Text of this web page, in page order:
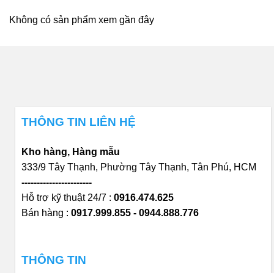
Không có sản phẩm xem gần đây
THÔNG TIN LIÊN HỆ
Kho hàng, Hàng mẫu
333/9 Tây Thạnh, Phường Tây Thạnh, Tân Phú, HCM
-----------------------
Hỗ trợ kỹ thuật 24/7 : 0916.474.625
Bán hàng : 0917.999.855 - 0944.888.776
THÔNG TIN